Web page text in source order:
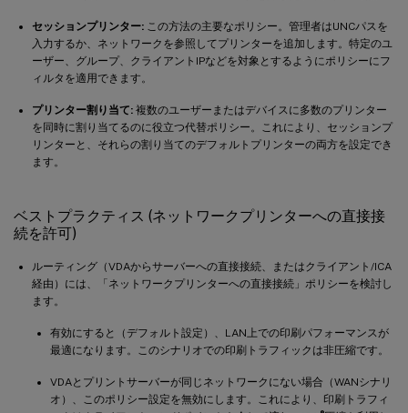
セッションプリンター: この方法の主要なポリシー。管理者はUNCパスを
入力するか、ネットワークを参照してプリンターを追加します。特定のユ
ーザー、グループ、クライアントIPなどを対象とするようにポリシーにフ
ィルタを適用できます。
プリンター割り当て: 複数のユーザーまたはデバイスに多数のプリンター
を同時に割り当てるのに役立つ代替ポリシー。これにより、セッションプ
リンターと、それらの割り当てのデフォルトプリンターの両方を設定でき
ます。
ベストプラクティス (ネットワークプリンターへの直接接
続を許可)
ルーティング（VDAからサーバーへの直接接続、またはクライアント/ICA
経由）には、「ネットワークプリンターへの直接接続」ポリシーを検討し
ます。
有効にすると（デフォルト設定）、LAN上での印刷パフォーマンスが
最適になります。このシナリオでの印刷トラフィックは非圧縮です。
VDAとプリントサーバーが同じネットワークにない場合（WANシナリ
オ）、このポリシー設定を無効にします。これにより、印刷トラフィ